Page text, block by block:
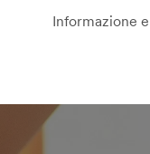
Informazione